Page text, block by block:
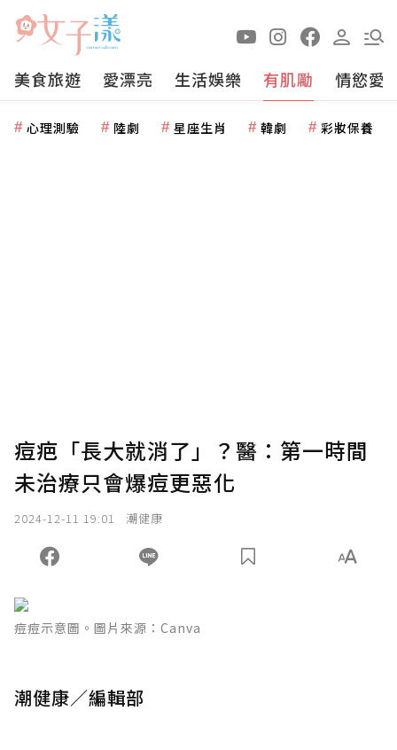
美食旅遊 愛漂亮 生活娛樂 有肌勵 情慾愛
心理測驗 陸劇 星座生肖 韓劇 彩妝保養
痘疤「長大就消了」？醫：第一時間
未治療只會爆痘更惡化
2024-12-11 19:01 潮健康
痘痘示意圖。圖片來源：Canva
潮健康／編輯部